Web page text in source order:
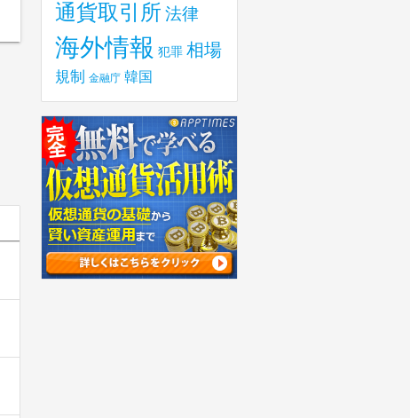
通貨取引所 法律
海外情報 犯罪 相場
規制 金融庁 韓国